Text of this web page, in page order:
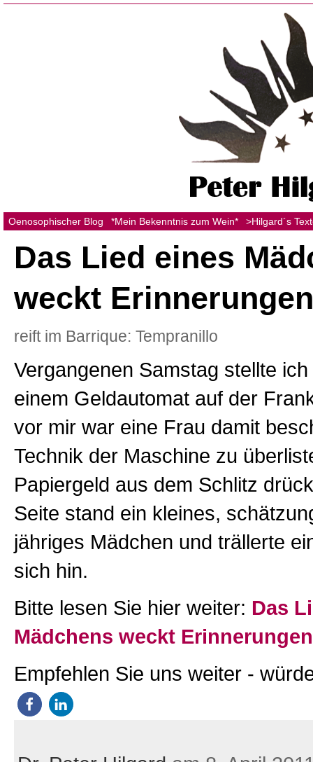
Oenosophischer Blog *Mein Bekenntnis zum Wein* >Hilgard´s
Das Lied eines
weckt Erinnerungen
reift im Barrique: Tempranillo
Vergangenen Samstag stellte
einem Geldautomat auf der
vor mir war eine Frau damit
Technik der Maschine zu
Papiergeld aus dem Schlitz
Seite stand ein kleines,
jähriges Mädchen und trällerte
sich hin.
Bitte lesen Sie hier weiter: Das
Mädchens weckt Erinnerungen
Empfehlen Sie uns weiter -